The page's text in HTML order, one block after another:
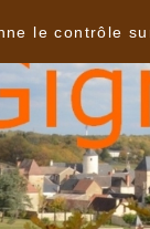
le contrôle